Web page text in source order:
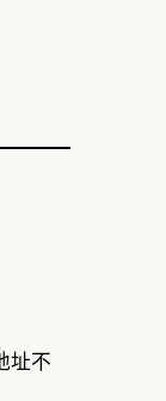
址不